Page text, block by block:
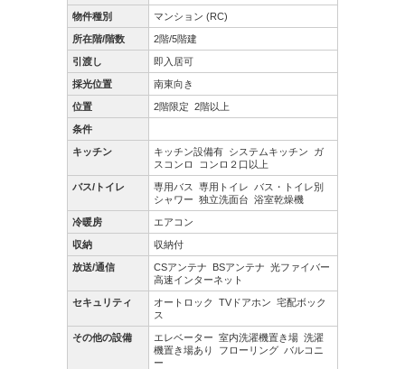
物件種別 マンション (RC)
所在階/階数 2階/5階建
引渡し 即入居可
採光位置 南東向き
位置 2階限定 2階以上
条件
キッチン キッチン設備有 システムキッチン
ガ
スコンロ
コンロ２口以上
バス/トイレ 専用バス 専用トイレ
バス・トイレ別
シャワー 独立洗面台 浴室乾燥機
冷暖房 エアコン
収納 収納付
放送/通信 CSアンテナ BSアンテナ 光ファイバー
高速インターネット
セキュリティ オートロック TVドアホン 宅配ボック
ス
その他の設備 エレベーター 室内洗濯機置き場 洗濯
機置き場あり
フローリング バルコニ
ー